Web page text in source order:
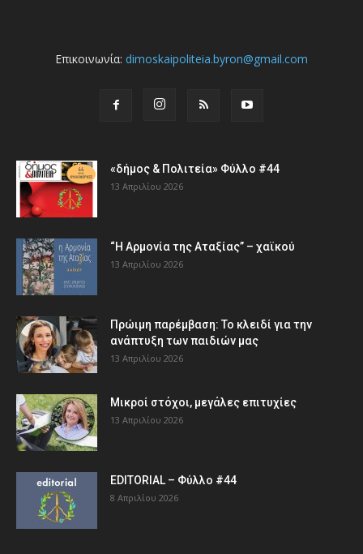
Επικοινωνία: dimoskaipoliteia.byron@gmail.com
«δήμος & Πολιτεία» Φύλλο #44
13 Απριλίου 2026
“Η Αρμονία της Αταξίας” – χαϊκού
13 Απριλίου 2026
Πρώιμη παρέμβαση: Το κλειδί για την
ανάπτυξη των παιδιών µας
13 Απριλίου 2026
Μικροί στόχοι, μεγάλες επιτυχίες
13 Απριλίου 2026
EDITORIAL – Φύλλο #44
8 Απριλίου 2026